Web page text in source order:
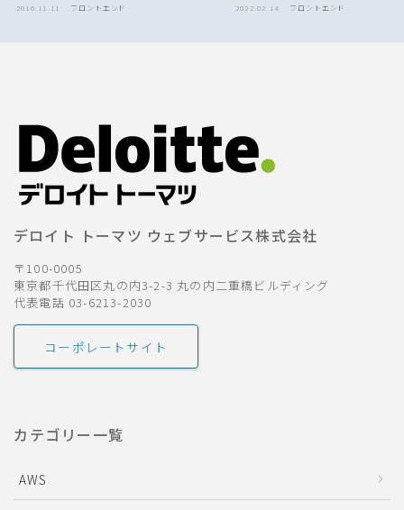
2016.11.11 フロントエンド 2022.02.14 フロントエンド
デロイト トーマツ ウェブサービス株式会社
〒100-0005
東京都千代田区丸の内3-2-3 丸の内二重橋ビルディング
代表電話 03-6213-2030
コーポレートサイト
カテゴリー一覧
AWS